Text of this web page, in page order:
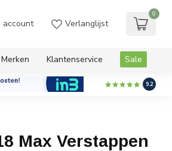
account Verlanglijst
0
Merken Klantenservice Sale
9.2
Max Verstappen